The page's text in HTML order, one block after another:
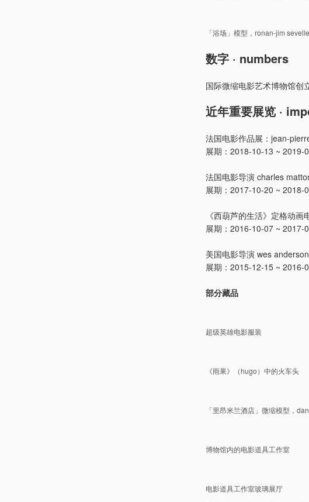
「浴场」模型，ronan-jim
数字 · numbers
国际微缩电影艺术博物馆创
近年重要展览 ·
法国电影作品展：jean-
展期：2018-10-13 ~ 2019-
法国电影导演 charles
展期：2017-10-20 ~ 2018-
《西葫芦的生活》定格动画
展期：2016-10-07 ~ 2017-
美国电影导演 wes
展期：2015-12-15 ~ 2016-
部分藏品
超级英雄电影服装
《雨果》（hugo）中的火车头
「里昂米兰酒店」微缩模型，
博物馆内的电影道具工作室
电影道具工作室玻璃展厅